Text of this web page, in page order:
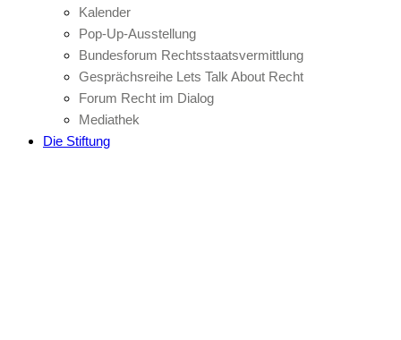
Kalender
Pop-Up-Ausstellung
Bundesforum Rechtsstaatsvermittlung
Gesprächsreihe Lets Talk About Recht
Forum Recht im Dialog
Mediathek
Die Stiftung